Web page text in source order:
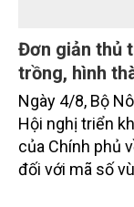
Đơn giản thủ
trồng, hình
Ngày 4/8, Bộ